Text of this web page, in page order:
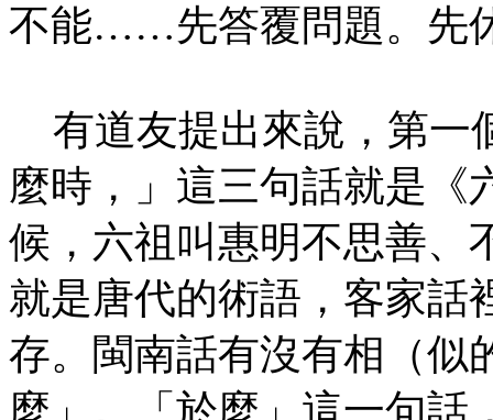
不能……先答覆問題。先
有道友提出來說，第一
麼時，」這三句話就是《
候，六祖叫惠明不思善、
就是唐代的術語，客家話
存。閩南話有沒有相（似
麼」。「於麼」這一句話